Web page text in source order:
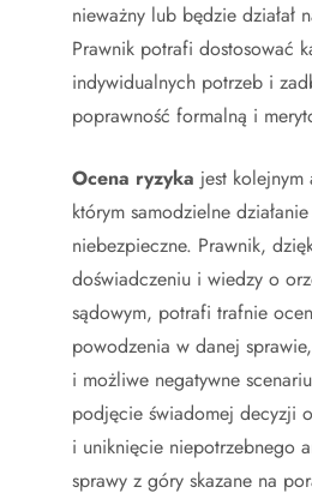
nieważny lub będzie działał
Prawnik potrafi dostosować
indywidualnych potrzeb i
poprawność formalną i
Ocena ryzyka jest kolejnym
którym samodzielne
niebezpieczne. Prawnik,
doświadczeniu i wiedzy o
sądowym, potrafi trafnie
powodzenia w danej
i możliwe negatywne
podjęcie świadomej decyzji
i uniknięcie niepotrzebnego
sprawy z góry skazane na